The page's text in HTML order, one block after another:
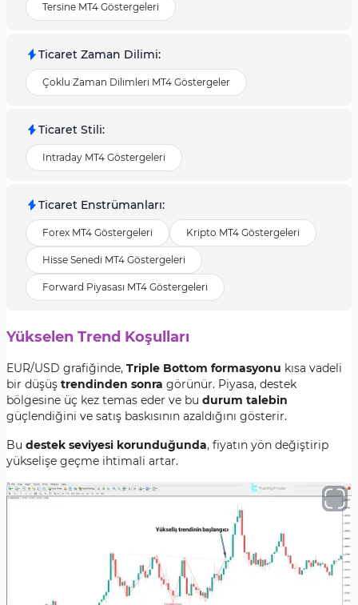
Tersine MT4 Göstergeleri
Ticaret Zaman Dilimi:
Çoklu Zaman Dilimleri MT4 Göstergeler
Ticaret Stili:
Intraday MT4 Göstergeleri
Ticaret Enstrümanları:
Forex MT4 Göstergeleri Kripto MT4 Göstergeleri
Hisse Senedi MT4 Göstergeleri
Forward Piyasası MT4 Göstergeleri
Yükselen Trend Koşulları
EUR/USD grafiğinde, Triple Bottom formasyonu kısa vadeli
bir düşüş trendinden sonra görünür. Piyasa, destek
bölgesine üç kez temas eder ve bu durum talebin
güçlendiğini ve satış baskısının azaldığını gösterir.
Bu destek seviyesi korunduğunda, fiyatın yön değiştirip
yükselişe geçme ihtimali artar.